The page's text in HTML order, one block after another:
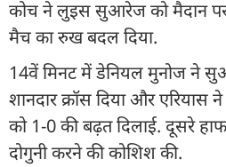
कोच ने लुइस सुआरेज को मैदान पर
मैच का रुख बदल दिया.
14वें मिनट में डेनियल मुनोज ने
शानदार क्रॉस दिया और
को 1-0 की बढ़त दिलाई. दूसरे
दोगुनी करने की कोशिश की.